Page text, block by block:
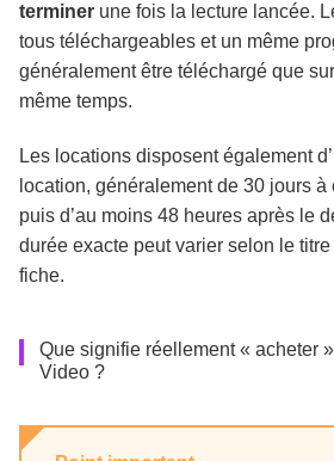
terminer une fois la lecture lancée.
tous téléchargeables et un même
généralement être téléchargé que
même temps.
Les locations disposent également
location, généralement de 30 jours
puis d’au moins 48 heures après le
durée exacte peut varier selon le
fiche.
Que signifie réellement « acheter
Video ?